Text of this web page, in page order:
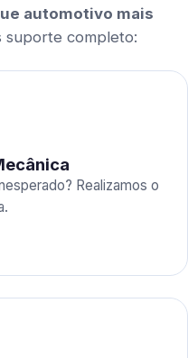
automotivo mais
suporte completo:
Realizamos o